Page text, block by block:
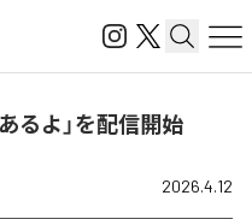
るよ」を配信開始
2026.4.12